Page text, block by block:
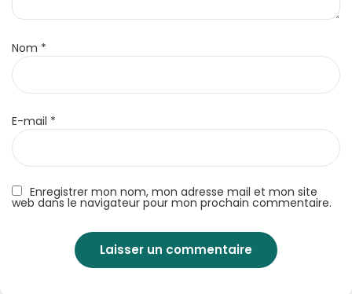
Enregistrer mon nom, mon adresse mail et mon site
web dans le navigateur pour mon prochain commentaire.
Nom *
E-mail *